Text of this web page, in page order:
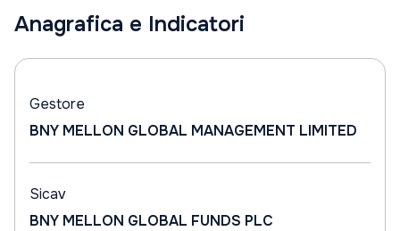
Anagrafica e Indicatori
Gestore
BNY MELLON GLOBAL MANAGEMENT LIMITED
Sicav
BNY MELLON GLOBAL FUNDS PLC